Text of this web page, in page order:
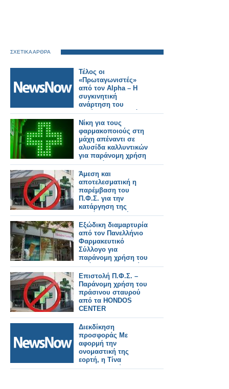
ΣΧΕΤΙΚΑ ΑΡΘΡΑ
Τέλος οι
«Πρωταγωνιστές»
από τον Alpha – Η
συγκινητική
ανάρτηση του
Σταύρου Θεοδωράκη
Νίκη για τους
φαρμακοποιούς στη
μάχη απέναντι σε
αλυσίδα καλλυντικών
για παράνομη χρήση
του πράσινου
σταυρού
Άμεση και
αποτελεσματική η
παρέμβαση του
Π.Φ.Σ. για την
κατάργηση της
παράνομης χρήσης
του πράσινου
σταυρού από
καταστήματα
HONDOS CENTER
Εξώδικη διαμαρτυρία
από τον Πανελλήνιο
Φαρμακευτικό
Σύλλογο για
παράνομη χρήση του
πράσινου σταυρού
από αλυσίδα
καλλυντικών
Επιστολή Π.Φ.Σ. –
Παράνομη χρήση του
πράσινου σταυρού
από τα HONDOS
CENTER
Διεκδίκηση
προσφοράς Με
αφορμή την
ονομαστική της
εορτή, η Τίνα
Μεσσαροπούλου